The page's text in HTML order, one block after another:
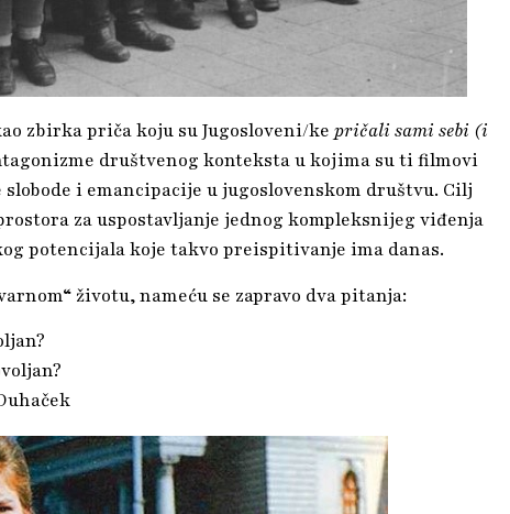
zbirka priča koju su Jugosloveni/ke pričali sami sebi (i
društvenog konteksta u kojima su ti filmovi
i emancipacije u jugoslovenskom društvu. Cilj
za uspostavljanje jednog kompleksnijeg viđenja
potencijala koje takvo preispitivanje ima danas.
životu, nameću se zapravo dva pitanja: